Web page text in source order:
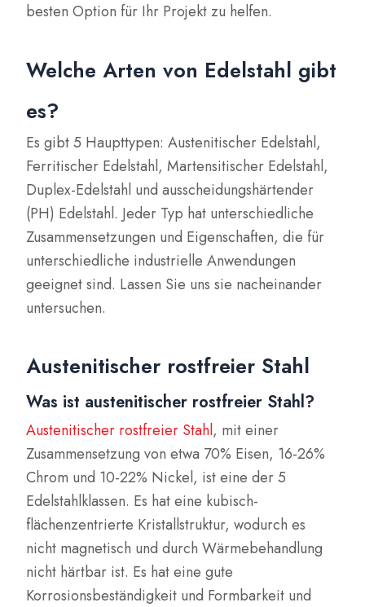
besten Option für Ihr Projekt zu helfen.
Welche Arten von Edelstahl gibt
es?
Es gibt 5 Haupttypen: Austenitischer Edelstahl,
Ferritischer Edelstahl, Martensitischer Edelstahl,
Duplex-Edelstahl und ausscheidungshärtender
(PH) Edelstahl. Jeder Typ hat unterschiedliche
Zusammensetzungen und Eigenschaften, die für
unterschiedliche industrielle Anwendungen
geeignet sind. Lassen Sie uns sie nacheinander
untersuchen.
Austenitischer rostfreier Stahl
Was ist austenitischer rostfreier Stahl?
Austenitischer rostfreier Stahl, mit einer
Zusammensetzung von etwa 70% Eisen, 16-26%
Chrom und 10-22% Nickel, ist eine der 5
Edelstahlklassen. Es hat eine kubisch-
flächenzentrierte Kristallstruktur, wodurch es
nicht magnetisch und durch Wärmebehandlung
nicht härtbar ist. Es hat eine gute
Korrosionsbeständigkeit und Formbarkeit und